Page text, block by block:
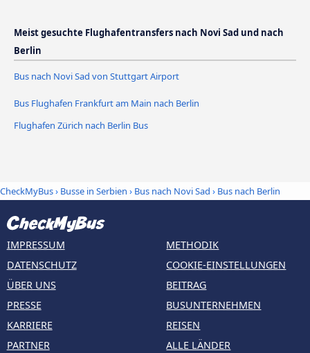
Meist gesuchte Flughafentransfers nach Novi Sad und nach
Berlin
Bus nach Novi Sad von Stuttgart Airport
Bus Flughafen Frankfurt am Main nach Berlin
Flughafen Zürich nach Berlin Bus
CheckMyBus› Busse in Serbien › Bus nach Novi Sad › Bus nach Berlin
IMPRESSUM
DATENSCHUTZ
ÜBER UNS
PRESSE
KARRIERE
PARTNER
METHODIK
COOKIE-EINSTELLUNGEN
BEITRAG
BUSUNTERNEHMEN
REISEN
ALLE LÄNDER